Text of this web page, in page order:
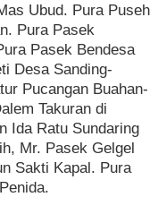
Ubud. Pura Puseh
Pura Pasek
Pasek Bendesa
Desa Sanding-
Pucangan Buahan-
Takuran di
Ida Ratu Sundaring
Mr. Pasek Gelgel
Sakti Kapal. Pura